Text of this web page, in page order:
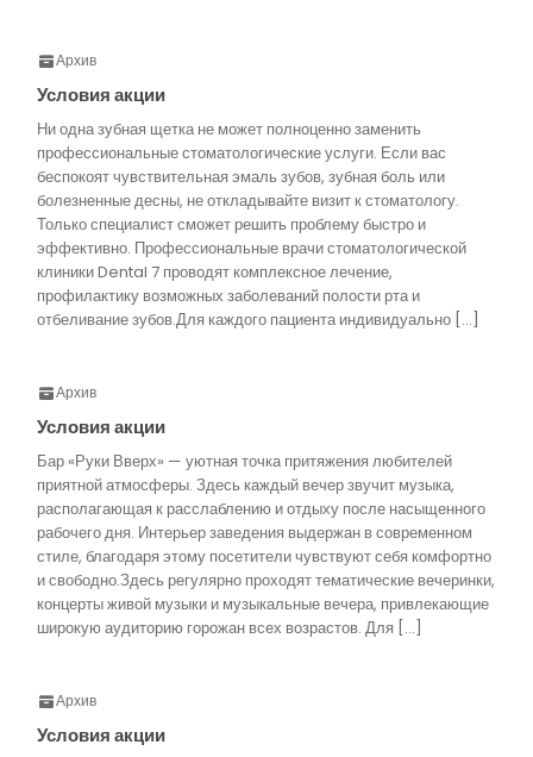
Архив
Условия акции
Ни одна зубная щетка не может полноценно заменить
профессиональные стоматологические услуги. Если вас
беспокоят чувствительная эмаль зубов, зубная боль или
болезненные десны, не откладывайте визит к стоматологу.
Только специалист сможет решить проблему быстро и
эффективно. Профессиональные врачи стоматологической
клиники Dental 7 проводят комплексное лечение,
профилактику возможных заболеваний полости рта и
отбеливание зубов.Для каждого пациента индивидуально […]
Архив
Условия акции
Бар «Руки Вверх» — уютная точка притяжения любителей
приятной атмосферы. Здесь каждый вечер звучит музыка,
располагающая к расслаблению и отдыху после насыщенного
рабочего дня. Интерьер заведения выдержан в современном
стиле, благодаря этому посетители чувствуют себя комфортно
и свободно.Здесь регулярно проходят тематические вечеринки,
концерты живой музыки и музыкальные вечера, привлекающие
широкую аудиторию горожан всех возрастов. Для […]
Архив
Условия акции